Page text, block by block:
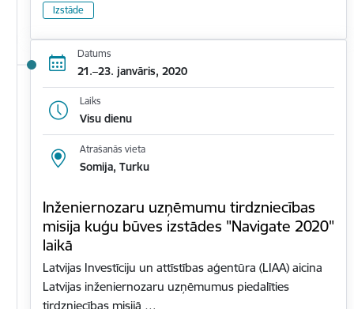
Izstāde
Datums
21.–23. janvāris, 2020
Laiks
Visu dienu
Atrašanās vieta
Somija, Turku
Inženiernozaru uzņēmumu tirdzniecības
misija kuģu būves izstādes "Navigate 2020"
laikā
Latvijas Investīciju un attīstības aģentūra (LIAA) aicina
Latvijas inženiernozaru uzņēmumus piedalīties
tirdzniecības misijā …